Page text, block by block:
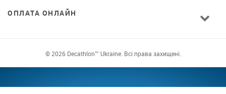
ОПЛАТА ОНЛАЙН
© 2026 Decathlon™ Ukraine. Всі права захищені.